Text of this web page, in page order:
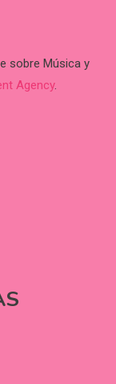
sobre Música y
Agency.